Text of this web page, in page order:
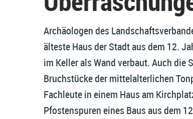
Archäologen des
älteste Haus der Stadt aus dem 12.
im Keller als Wand verbaut. Auch die
Bruchstücke der mittelalterlichen
Fachleute in einem Haus am
Pfostenspuren eines Baus aus dem